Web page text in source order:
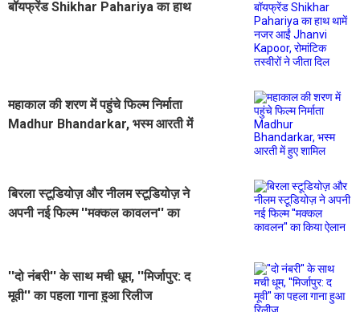
बॉयफ्रेंड Shikhar Pahariya का हाथ
महाकाल की शरण में पहुंचे फिल्म निर्माता
Madhur Bhandarkar, भस्म आरती में
बिरला स्टूडियोज़ और नीलम स्टूडियोज़ ने
अपनी नई फिल्म ''मक्कल कावलन'' का
''दो नंबरी'' के साथ मची धूम, ''मिर्जापुर: द
मूवी'' का पहला गाना हुआ रिलीज